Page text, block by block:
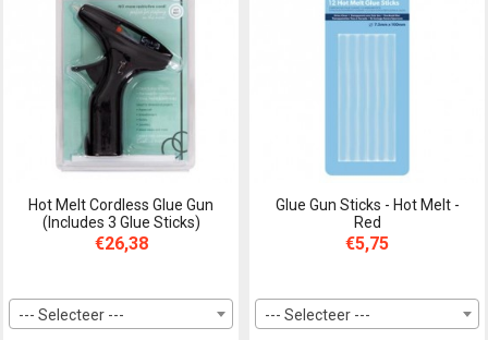
Hot Melt Cordless Glue Gun
(Includes 3 Glue Sticks)
€26,38
--- Selecteer ---
Glue Gun Sticks - Hot Melt -
Red
€5,75
--- Selecteer ---